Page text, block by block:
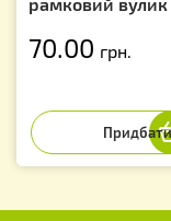
70.00 грн.